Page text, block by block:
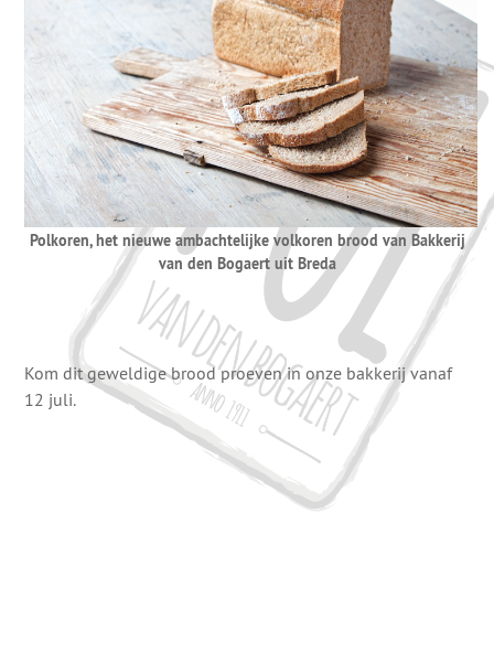
Polkoren, het nieuwe ambachtelijke volkoren brood van Bakkerij
van den Bogaert uit Breda
Kom dit geweldige brood proeven in onze bakkerij vanaf
12 juli.